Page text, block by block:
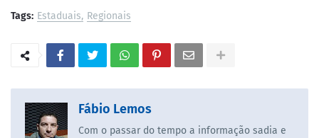
Tags: Estaduais Regionais
Fábio Lemos
Com o passar do tempo a informação sadia e